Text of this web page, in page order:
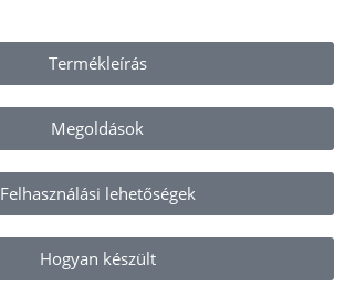
Termékleírás
Megoldások
Felhasználási lehetőségek
Hogyan készült